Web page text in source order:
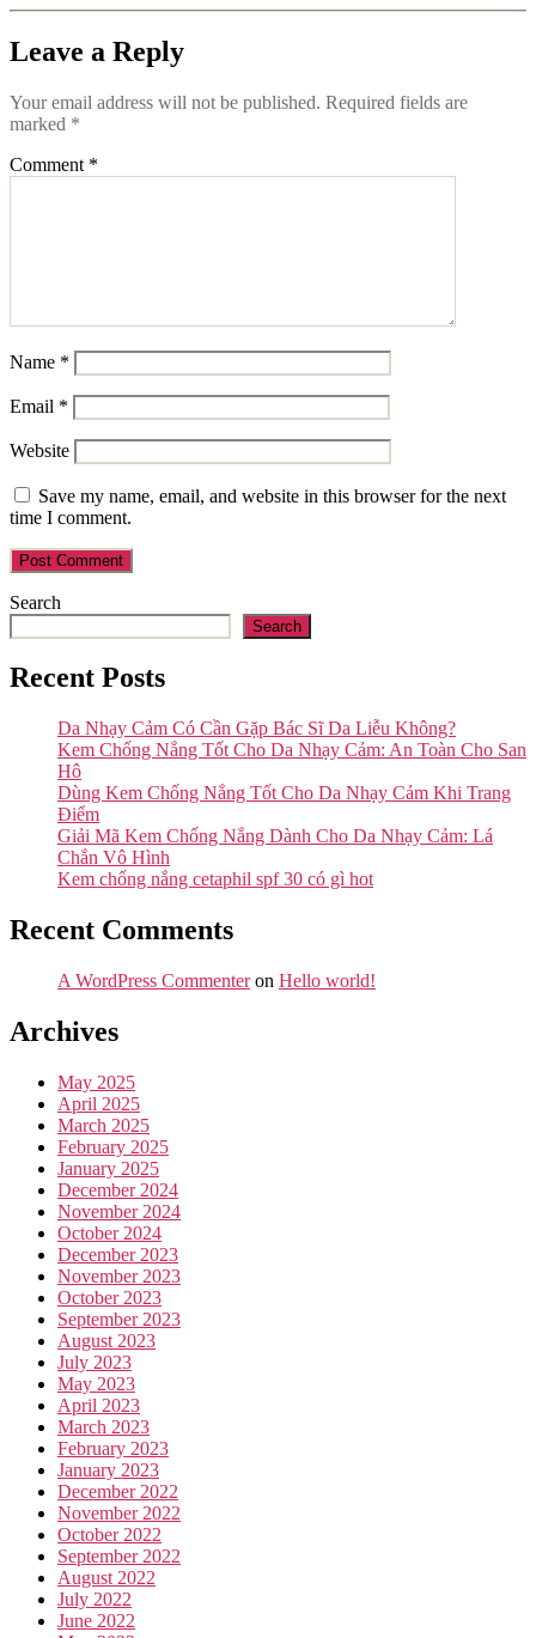
Leave a Reply
Your email address will not be published. Required fields are
marked *
Comment *
Name *
Email *
Website
Save my name, email, and website in this browser for the next
time I comment.
Search
Search
Recent Posts
Da Nhạy Cảm Có Cần Gặp Bác Sĩ Da Liễu Không?
Kem Chống Nắng Tốt Cho Da Nhạy Cảm: An Toàn Cho San
Hô
Dùng Kem Chống Nắng Tốt Cho Da Nhạy Cảm Khi Trang
Điểm
Giải Mã Kem Chống Nắng Dành Cho Da Nhạy Cảm: Lá
Chắn Vô Hình
Kem chống nắng cetaphil spf 30 có gì hot
Recent Comments
A WordPress Commenteron Hello world!
Archives
May 2025
April 2025
March 2025
February 2025
January 2025
December 2024
November 2024
October 2024
December 2023
November 2023
October 2023
September 2023
August 2023
July 2023
May 2023
April 2023
March 2023
February 2023
January 2023
December 2022
November 2022
October 2022
September 2022
August 2022
July 2022
June 2022